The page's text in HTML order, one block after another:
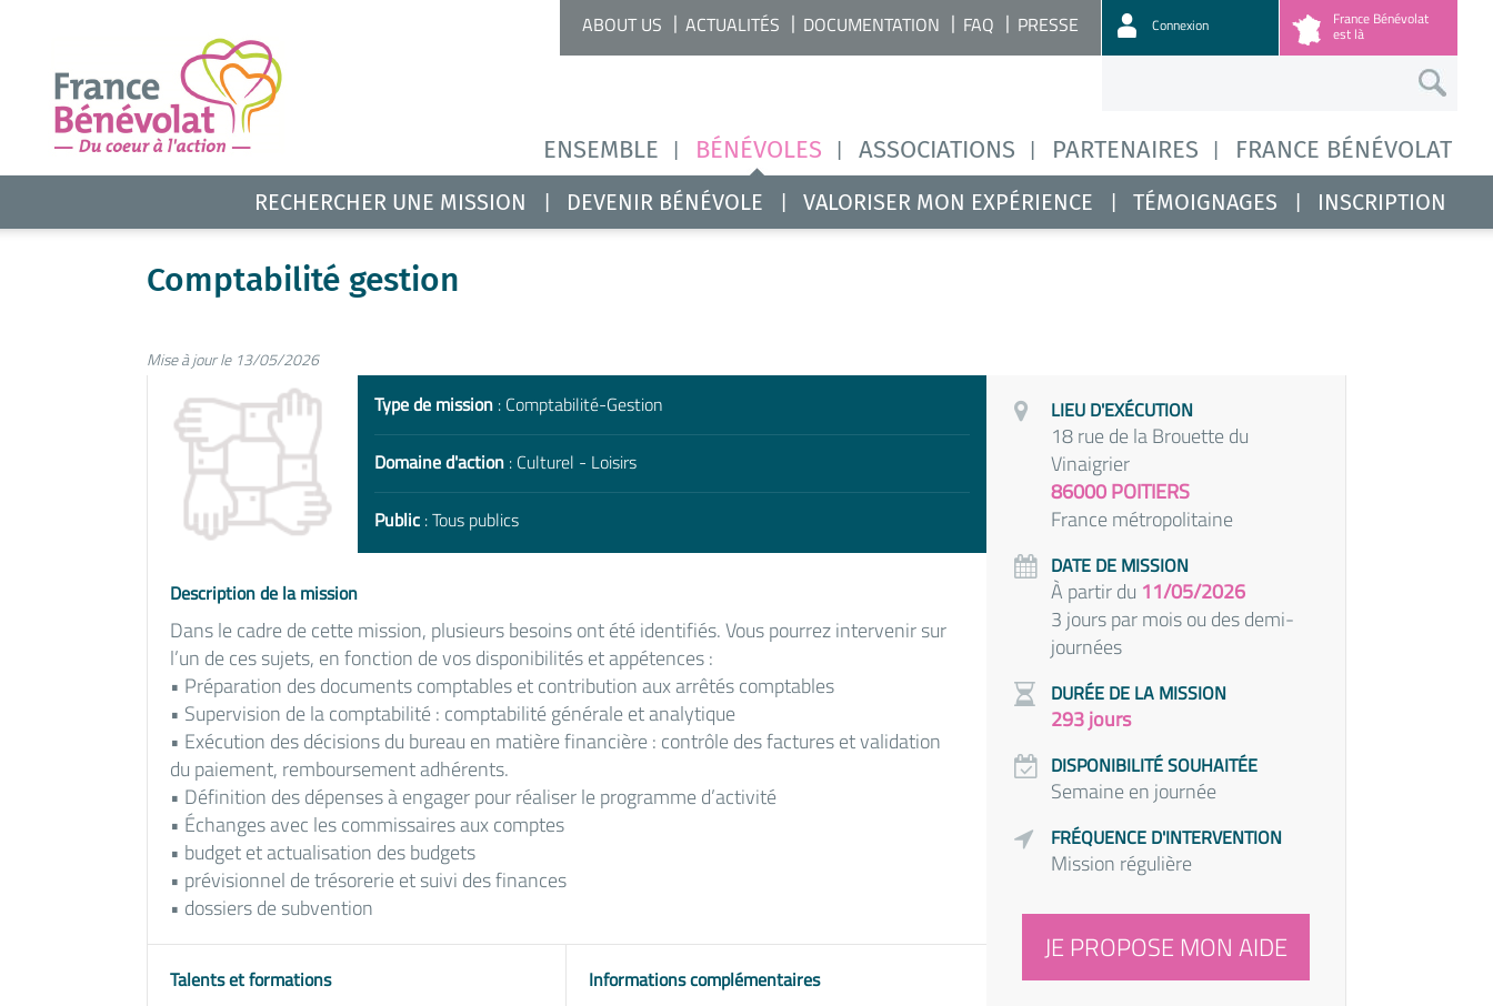
ENSEMBLE BÉNÉVOLES ASSOCIATIONS PARTENAIRES FRANCE BÉNÉVOLAT
ABOUT US ACTUALITÉS DOCUMENTATION FAQ PRESSE Connexion France Bénévolat
est là
RECHERCHER UNE MISSION DEVENIR BÉNÉVOLE VALORISER MON EXPÉRIENCE TÉMOIGNAGES INSCRIPTION
Comptabilité gestion
Mise à jour le 13/05/2026
Type de mission: Comptabilité-Gestion
Domaine d'action: Culturel - Loisirs
Public: Tous publics
Description de la mission
Dans le cadre de cette mission, plusieurs besoins ont été identifiés. Vous pourrez intervenir sur
l’un de ces sujets, en fonction de vos disponibilités et appétences :
• Préparation des documents comptables et contribution aux arrêtés comptables
• Supervision de la comptabilité : comptabilité générale et analytique
• Exécution des décisions du bureau en matière financière : contrôle des factures et validation
du paiement, remboursement adhérents.
• Définition des dépenses à engager pour réaliser le programme d’activité
• Échanges avec les commissaires aux comptes
• budget et actualisation des budgets
• prévisionnel de trésorerie et suivi des finances
• dossiers de subvention
Talents et formations Informations complémentaires
LIEU D'EXÉCUTION
18 rue de la Brouette du
Vinaigrier
86000 POITIERS
France métropolitaine
DATE DE MISSION
À partir du 11/05/2026
3 jours par mois ou des demi-
journées
DURÉE DE LA MISSION
293 jours
DISPONIBILITÉ SOUHAITÉE
Semaine en journée
FRÉQUENCE D'INTERVENTION
Mission régulière
JE PROPOSE MON AIDE